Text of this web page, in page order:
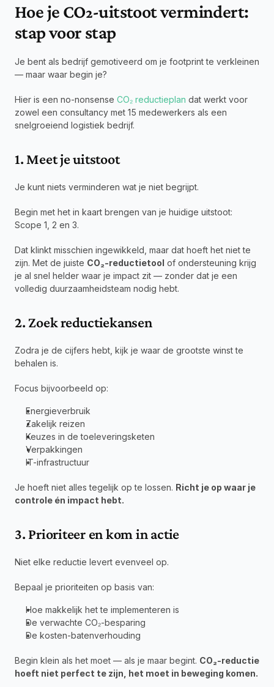
Hoe je CO₂-uitstoot vermindert:
stap voor stap
Je bent als bedrijf gemotiveerd om je footprint te verkleinen
— maar waar begin je?
Hier is een no-nonsense CO₂ reductieplan dat werkt voor
zowel een consultancy met 15 medewerkers als een
snelgroeiend logistiek bedrijf.
1. Meet je uitstoot
Je kunt niets verminderen wat je niet begrijpt.
Begin met het in kaart brengen van je huidige uitstoot:
Scope 1, 2 en 3.
Dat klinkt misschien ingewikkeld, maar dat hoeft het niet te
zijn. Met de juiste CO₂-reductietool of ondersteuning krijg
je al snel helder waar je impact zit — zonder dat je een
volledig duurzaamheidsteam nodig hebt.
2. Zoek reductiekansen
Zodra je de cijfers hebt, kijk je waar de grootste winst te
behalen is.
Focus bijvoorbeeld op:
Energieverbruik
Zakelijk reizen
Keuzes in de toeleveringsketen
Verpakkingen
IT-infrastructuur
Je hoeft niet alles tegelijk op te lossen. Richt je op waar je
controle én impact hebt.
3. Prioriteer en kom in actie
Niet elke reductie levert evenveel op.
Bepaal je prioriteiten op basis van:
Hoe makkelijk het te implementeren is
De verwachte CO₂-besparing
De kosten-batenverhouding
Begin klein als het moet — als je maar begint. CO₂-reductie
hoeft niet perfect te zijn, het moet in beweging komen.